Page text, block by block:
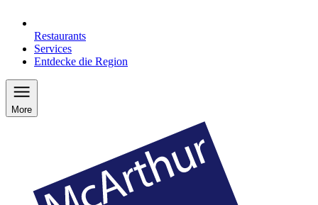
Restaurants
Services
Entdecke die Region
More